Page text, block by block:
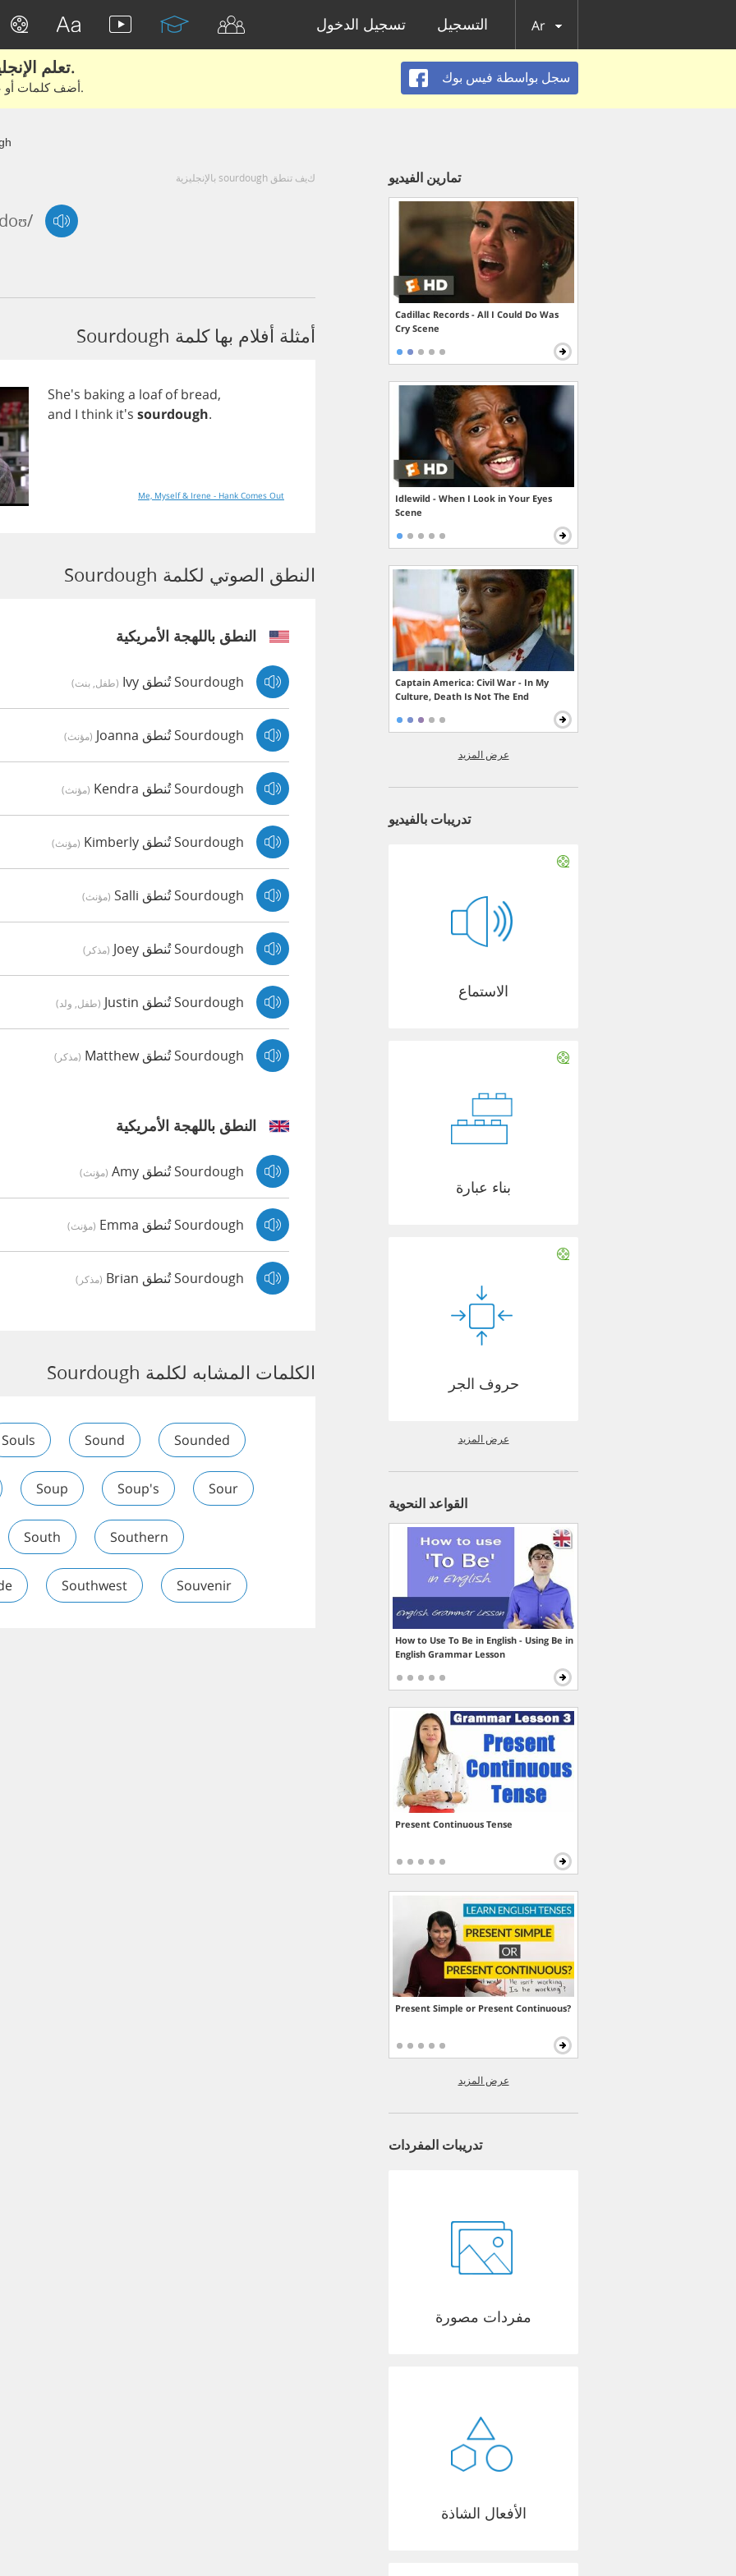
تسجيل الدخول التسجيل Ar
تعلم الإنجليزية الحقيقية من الأفلام والكتب.
أضف كلمات أو عبارات للتعلم والتدريب مع متعلمين آخرين.
سجل بواسطة فيس بوك
كيف تنطق sourdough بالإنجليزية
أمثلة أفلام بها كلمة Sourdough
She's bakinga loaf of bread,
and I think it's sourdough.
Me, Myself & Irene - Hank Comes Out
النطق الصوتي لكلمة Sourdough
النطق باللهجة الأمريكية
Sourdough تُنطق Ivy (طفل, بنت)
Sourdough تُنطق Joanna (مؤنث)
Sourdough تُنطق Kendra (مؤنث)
Sourdough تُنطق Kimberly (مؤنث)
Sourdough تُنطق Salli (مؤنث)
Sourdough تُنطق Joey (مذكر)
Sourdough تُنطق Justin (طفل, ولد)
Sourdough تُنطق Matthew (مذكر)
النطق باللهجة الأمريكية
Sourdough تُنطق Amy (مؤنث)
Sourdough تُنطق Emma (مؤنث)
Sourdough تُنطق Brian (مذكر)
الكلمات المشابه لكلمة Sourdough
Souls Sound Sounded
Soup Soup's Sour
South Southern
Southwest Souvenir
تمارين الفيديو
Cadillac Records - All I Could Do Was
Cry Scene
Idlewild - When I Look in Your Eyes
Scene
Captain America: Civil War - In My
Culture, Death Is Not The End
عرض المزيد
تدريبات بالفيديو
الاستماع
بناء عبارة
حروف الجر
عرض المزيد
القواعد النحوية
How to Use To Be in English - Using Be in
English Grammar Lesson
Present Continuous Tense
Present Simple or Present Continuous?
عرض المزيد
تدريبات المفردات
مفردات مصورة
الأفعال الشاذة